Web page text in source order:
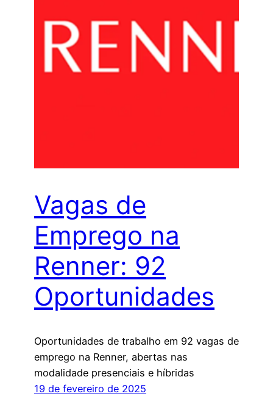
Vagas de
Emprego na
Renner: 92
Oportunidades
Oportunidades de trabalho em 92 vagas de
emprego na Renner, abertas nas
modalidade presenciais e híbridas
19 de fevereiro de 2025